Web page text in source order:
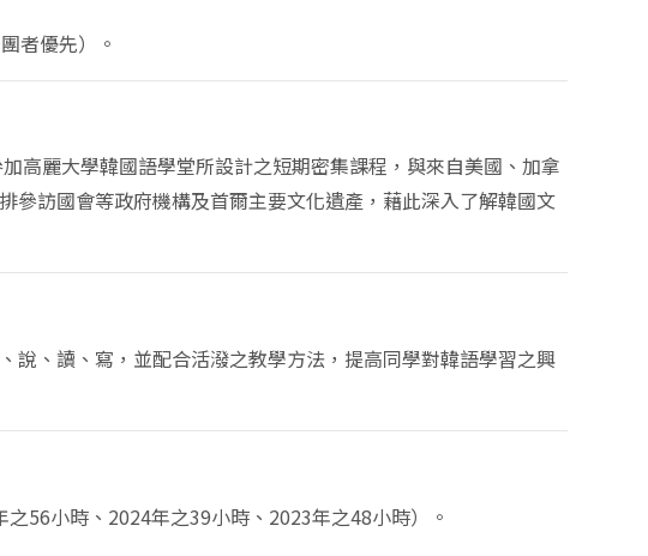
者優先）。
高麗大學韓國語學堂所設計之短期密集課程，與來自美國、加拿
參訪國會等政府機構及首爾主要文化遺產 ，藉此深入了解韓國文
說、讀、寫，並配合活潑之教學方法，提高同學對韓語學習之興
56小時、2024年之39小時、2023年之48小時）。